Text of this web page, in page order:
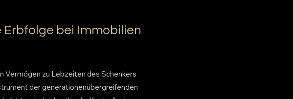
bei Immobilien
Vermögen zu Lebzeiten des Schenkers
der generationenübergreifenden